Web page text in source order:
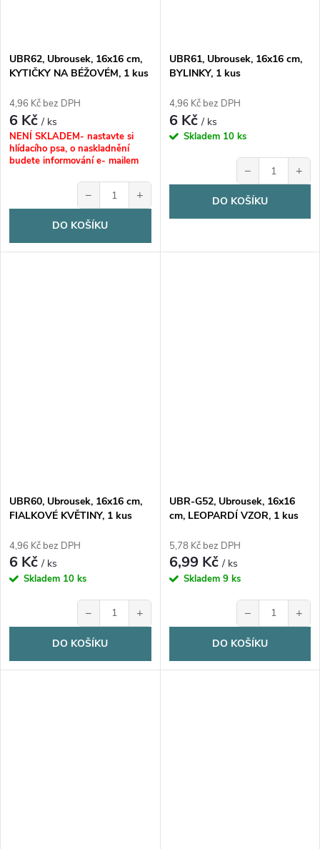
UBR62, Ubrousek, 16x16 cm,
KYTIČKY NA BÉŽOVÉM, 1 kus
4,96 Kč bez DPH
6 Kč/ ks
NENÍ SKLADEM- nastavte si
hlídacího psa, o naskladnění
budete informování e- mailem
− +
DO KOŠÍKU
UBR61, Ubrousek, 16x16 cm,
BYLINKY, 1 kus
4,96 Kč bez DPH
6 Kč/ ks
Skladem 10 ks
− +
DO KOŠÍKU
UBR60, Ubrousek, 16x16 cm,
FIALKOVÉ KVĚTINY, 1 kus
4,96 Kč bez DPH
6 Kč/ ks
Skladem 10 ks
− +
DO KOŠÍKU
UBR-G52, Ubrousek, 16x16
cm, LEOPARDÍ VZOR, 1 kus
5,78 Kč bez DPH
6,99 Kč/ ks
Skladem 9 ks
− +
DO KOŠÍKU